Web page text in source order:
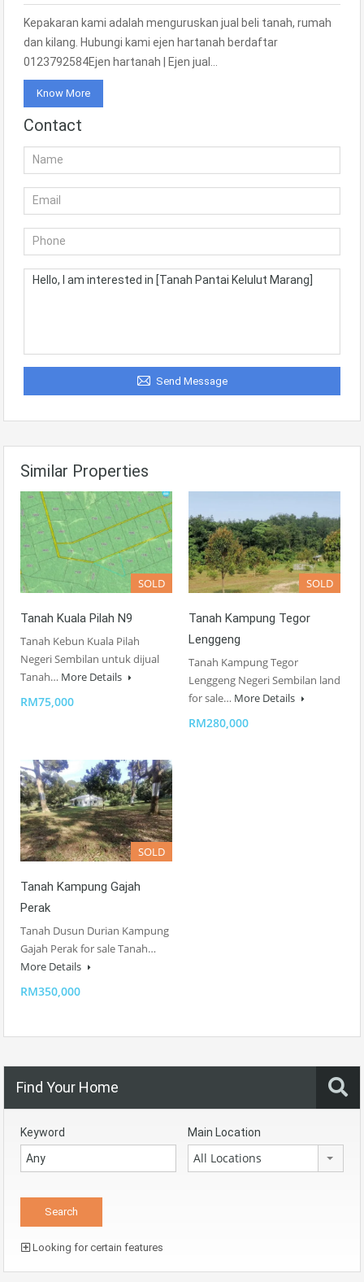
Kepakaran kami adalah menguruskan jual beli tanah, rumah
dan kilang. Hubungi kami ejen hartanah berdaftar
0123792584Ejen hartanah | Ejen jual…
Know More
Contact
Send Message
Similar Properties
SOLD
Tanah Kuala Pilah N9
Tanah Kebun Kuala Pilah
Negeri Sembilan untuk dijual
Tanah… More Details
RM75,000
SOLD
Tanah Kampung Tegor
Lenggeng
Tanah Kampung Tegor
Lenggeng Negeri Sembilan land
for sale… More Details
RM280,000
SOLD
Tanah Kampung Gajah
Perak
Tanah Dusun Durian Kampung
Gajah Perak for sale Tanah…
More Details
RM350,000
Find Your Home
Keyword Main Location
All Locations
Looking for certain features